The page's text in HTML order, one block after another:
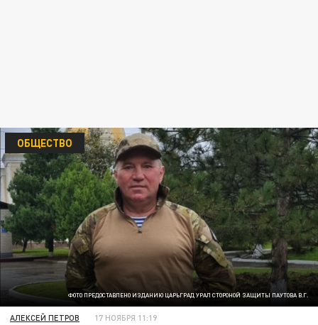
ФОТО ПРЕДОСТАВЛЕНО ИЗДАНИЮ ЦАРЬГРАД УРАЛ СТОРОНОЙ ЗАЩИТЫ ПАУТОВА В.Г.
ОБЩЕСТВО
АЛЕКСЕЙ ПЕТРОВ 17 НОЯБРЯ 11:19